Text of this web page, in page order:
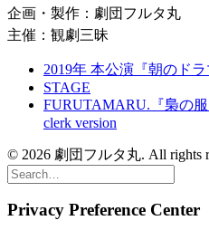
企画・製作：劇団フルタ丸
主催：観劇三昧
2019年 本公演『朝のドラ
STAGE
FURUTAMARU.『梟の服
clerk version
© 2026 劇団フルタ丸. All rights
Privacy Preference Center